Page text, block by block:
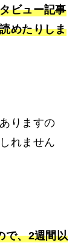
ビュー記事
めたりしま
りますの
れません
で、2週間以